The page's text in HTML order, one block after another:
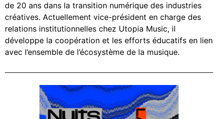
de 20 ans dans la transition numérique des industries
créatives. Actuellement vice-président en charge des
relations institutionnelles chez Utopia Music, il
développe la coopération et les efforts éducatifs en lien
avec l’ensemble de l’écosystème de la musique.